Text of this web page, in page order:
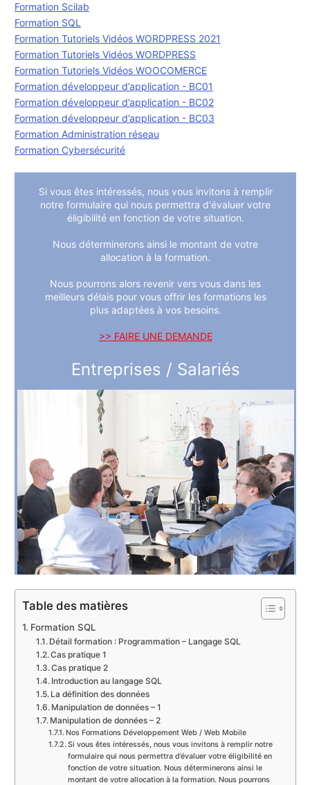
Formation Scilab
Formation SQL
Formation Tutoriels Vidéos WORDPRESS 2021
Formation Tutoriels Vidéos WORDPRESS
Formation Tutoriels Vidéos WOOCOMERCE
Formation développeur d’application - BC01
Formation développeur d’application - BC02
Formation développeur d’application - BC03
Formation Administration réseau
Formation Cybersécurité
Si vous êtes intéressés, nous vous invitons à remplir
notre formulaire qui nous permettra d'évaluer votre
éligibilité en fonction de votre situation.
Nous déterminerons ainsi le montant de votre
allocation à la formation.
Nous pourrons alors revenir vers vous dans les
meilleurs délais pour vous offrir les formations les
plus adaptées à vos besoins.
>> FAIRE UNE DEMANDE
Entreprises / Salariés
Table des matières
Formation SQL
Détail formation : Programmation – Langage SQL
Cas pratique 1
Cas pratique 2
Introduction au langage SQL
La définition des données
Manipulation de données – 1
Manipulation de données – 2
Nos Formations Développement Web / Web Mobile
Si vous êtes intéressés, nous vous invitons à remplir notre
formulaire qui nous permettra d’évaluer votre éligibilité en
fonction de votre situation. Nous déterminerons ainsi le
montant de votre allocation à la formation. Nous pourrons